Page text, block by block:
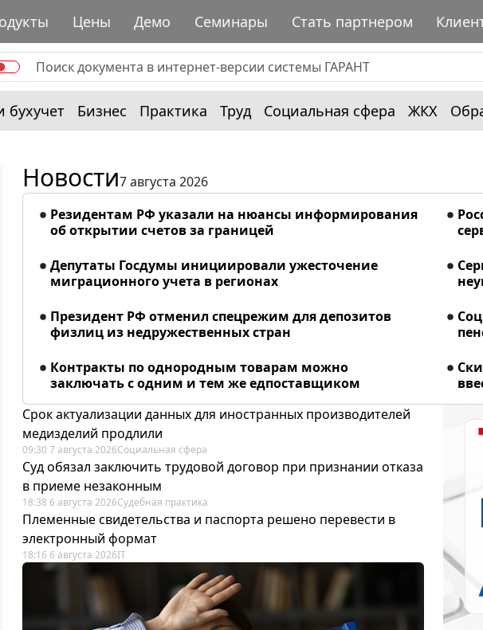
Цены Демо Семинары Стать партнером
бухучет Бизнес Практика Труд Социальная сфера ЖКХ
Новости7 августа 2026
Резидентам РФ указали на нюансы информирования
об открытии счетов за границей
Депутаты Госдумы инициировали ужесточение
миграционного учета в регионах
Президент РФ отменил спецрежим для депозитов
физлиц из недружественных стран
Контракты по однородным товарам можно
заключать с одним и тем же едпоставщиком
Срок актуализации данных для иностранных производителей
медизделий продлили
09:30 7 августа 2026Социальная сфера
Суд обязал заключить трудовой договор при признании отказа
в приеме незаконным
18:38 6 августа 2026Судебная практика
Племенные свидетельства и паспорта решено перевести в
электронный формат
18:16 6 августа 2026IT